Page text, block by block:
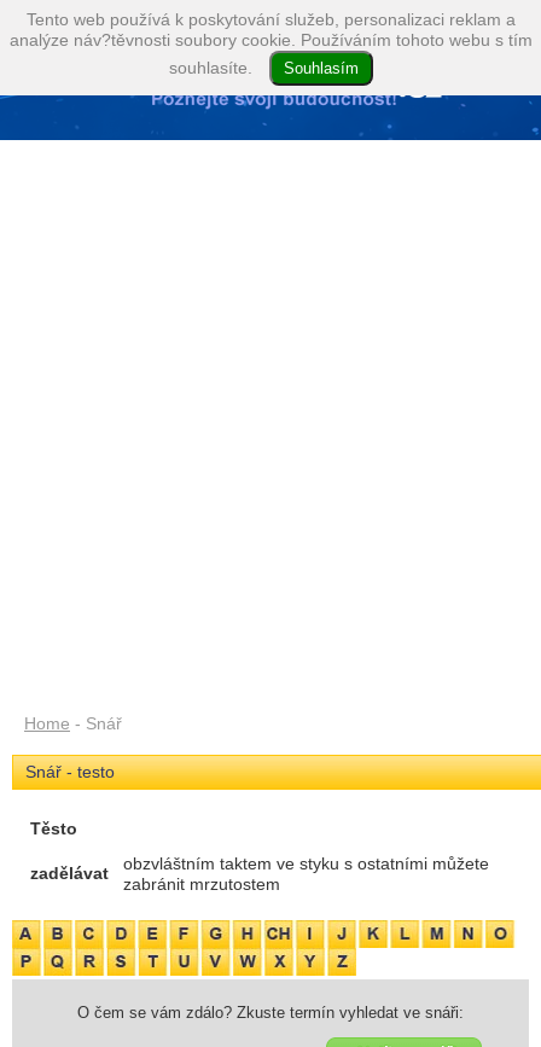
Home - Snář
Snář - testo
Těsto
zadělávat
obzvláštním taktem ve styku s ostatními můžete
zabránit mrzutostem
O čem se vám zdálo? Zkuste termín vyhledat ve snáři:
Tento web používá k poskytování služeb, personalizaci reklam a
analýze náv?těvnosti soubory cookie. Používáním tohoto webu s tím
souhlasíte.